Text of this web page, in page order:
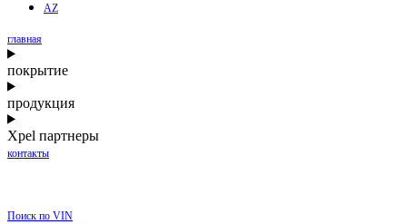
AZ
главная
покрытие
продукция
Xpel партнеры
контакты
Поиск по VIN